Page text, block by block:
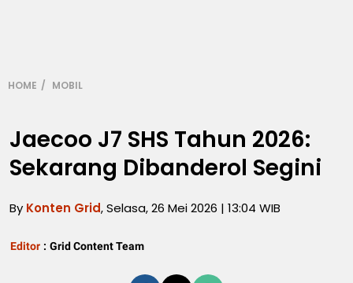
HOME MOBIL
Jaecoo J7 SHS Tahun 2026:
Sekarang Dibanderol Segini
By Konten Grid, Selasa, 26 Mei 2026 | 13:04 WIB
Editor : Grid Content Team